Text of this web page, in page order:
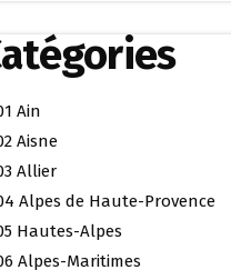
Ain
Aisne
Allier
Alpes de Haute-Provence
Hautes-Alpes
Alpes-Maritimes